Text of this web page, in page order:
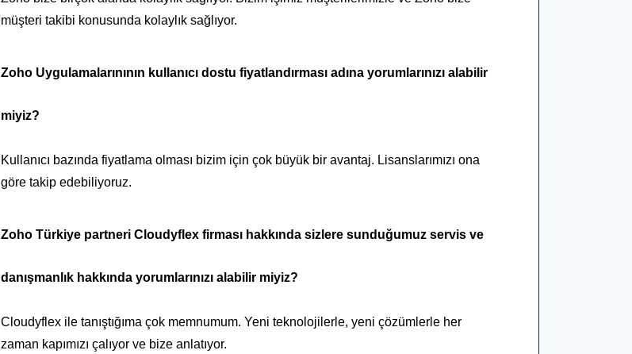
müşteri takibi konusunda kolaylık sağlıyor.
Zoho Uygulamalarınının kullanıcı dostu fiyatlandırması adına yorumlarınızı alabilir
miyiz?
Kullanıcı bazında fiyatlama olması bizim için çok büyük bir avantaj. Lisanslarımızı ona
göre takip edebiliyoruz.
Zoho Türkiye partneri Cloudyflex firması hakkında sizlere sunduğumuz servis ve
danışmanlık hakkında yorumlarınızı alabilir miyiz?
Cloudyflex ile tanıştığıma çok memnumum. Yeni teknolojilerle, yeni çözümlerle her
zaman kapımızı çalıyor ve bize anlatıyor.